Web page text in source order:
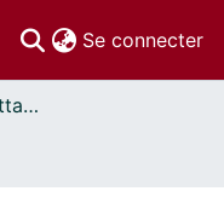
Se connecter
Thèses uOttawa // uOttawa Theses